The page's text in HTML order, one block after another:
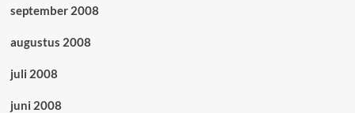
september 2008
augustus 2008
juli 2008
juni 2008